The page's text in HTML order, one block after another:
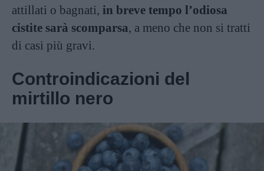
attillati o bagnati, in breve tempo l’odiosa
cistite sarà scomparsa, a meno che non si tratti
di casi più gravi.
Controindicazioni del
mirtillo nero